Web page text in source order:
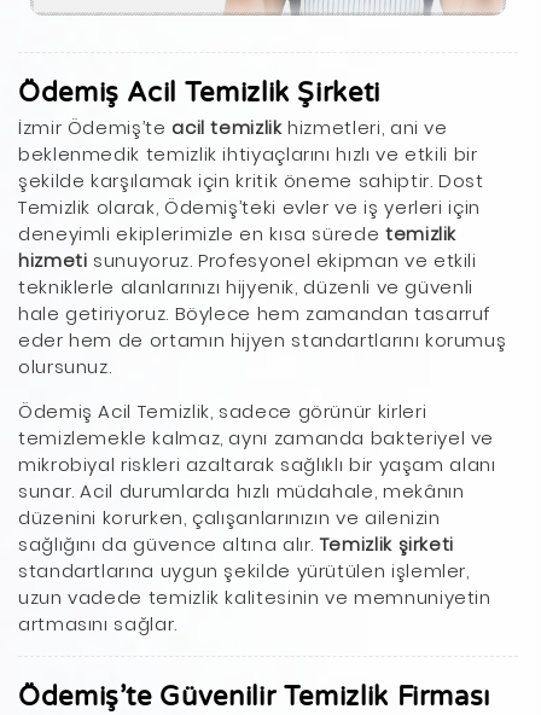
Ödemiş Acil Temizlik Şirketi
İzmir Ödemiş’te acil temizlikhizmetleri, ani ve
beklenmedik temizlik ihtiyaçlarını hızlı ve etkili bir
şekilde karşılamak için kritik öneme sahiptir. Dost
Temizlik olarak, Ödemiş’teki evler ve iş yerleri için
deneyimli ekiplerimizle en kısa sürede temizlik
hizmeti sunuyoruz. Profesyonel ekipman ve etkili
tekniklerle alanlarınızı hijyenik, düzenli ve güvenli
hale getiriyoruz. Böylece hem zamandan tasarruf
eder hem de ortamın hijyen standartlarını korumuş
olursunuz.
Ödemiş Acil Temizlik, sadece görünür kirleri
temizlemekle kalmaz, aynı zamanda bakteriyel ve
mikrobiyal riskleri azaltarak sağlıklı bir yaşam alanı
sunar. Acil durumlarda hızlı müdahale, mekânın
düzenini korurken, çalışanlarınızın ve ailenizin
sağlığını da güvence altına alır.Temizlik şirketi
standartlarına uygun şekilde yürütülen işlemler,
uzun vadede temizlik kalitesinin ve memnuniyetin
artmasını sağlar.
Ödemiş’te Güvenilir Temizlik Firması